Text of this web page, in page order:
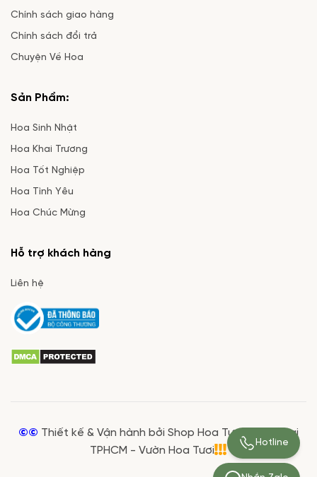
Chính sách giao hàng
Chính sách đổi trả
Chuyện Về Hoa
Sản Phẩm:
Hoa Sinh Nhật
Hoa Khai Trương
Hoa Tốt Nghiệp
Hoa Tình Yêu
Hoa Chúc Mừng
Hỗ trợ khách hàng
Liên hệ
©© Thiết kế & Vận hành bởi Shop Hoa Tươi Giá Rẻ tại
TPHCM - Vườn Hoa Tươi
Hotline